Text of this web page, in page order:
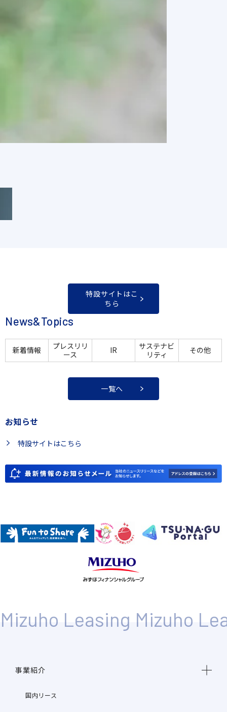
特設サイトはこ
ちら
News&Topics
新着情報
プレスリリ
ース
IR
サステナビ
リティ
その他
一覧へ
お知らせ
特設サイトはこちら
事業紹介
国内リース